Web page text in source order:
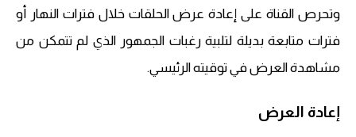
وتحرص القناة على إعادة عرض الحلقات خلال فترات النهار أو
فترات متابعة بديلة لتلبية رغبات الجمهور الذي لم تتمكن من
مشاهدة العرض في توقيته الرئيسي.
إعادة العرض